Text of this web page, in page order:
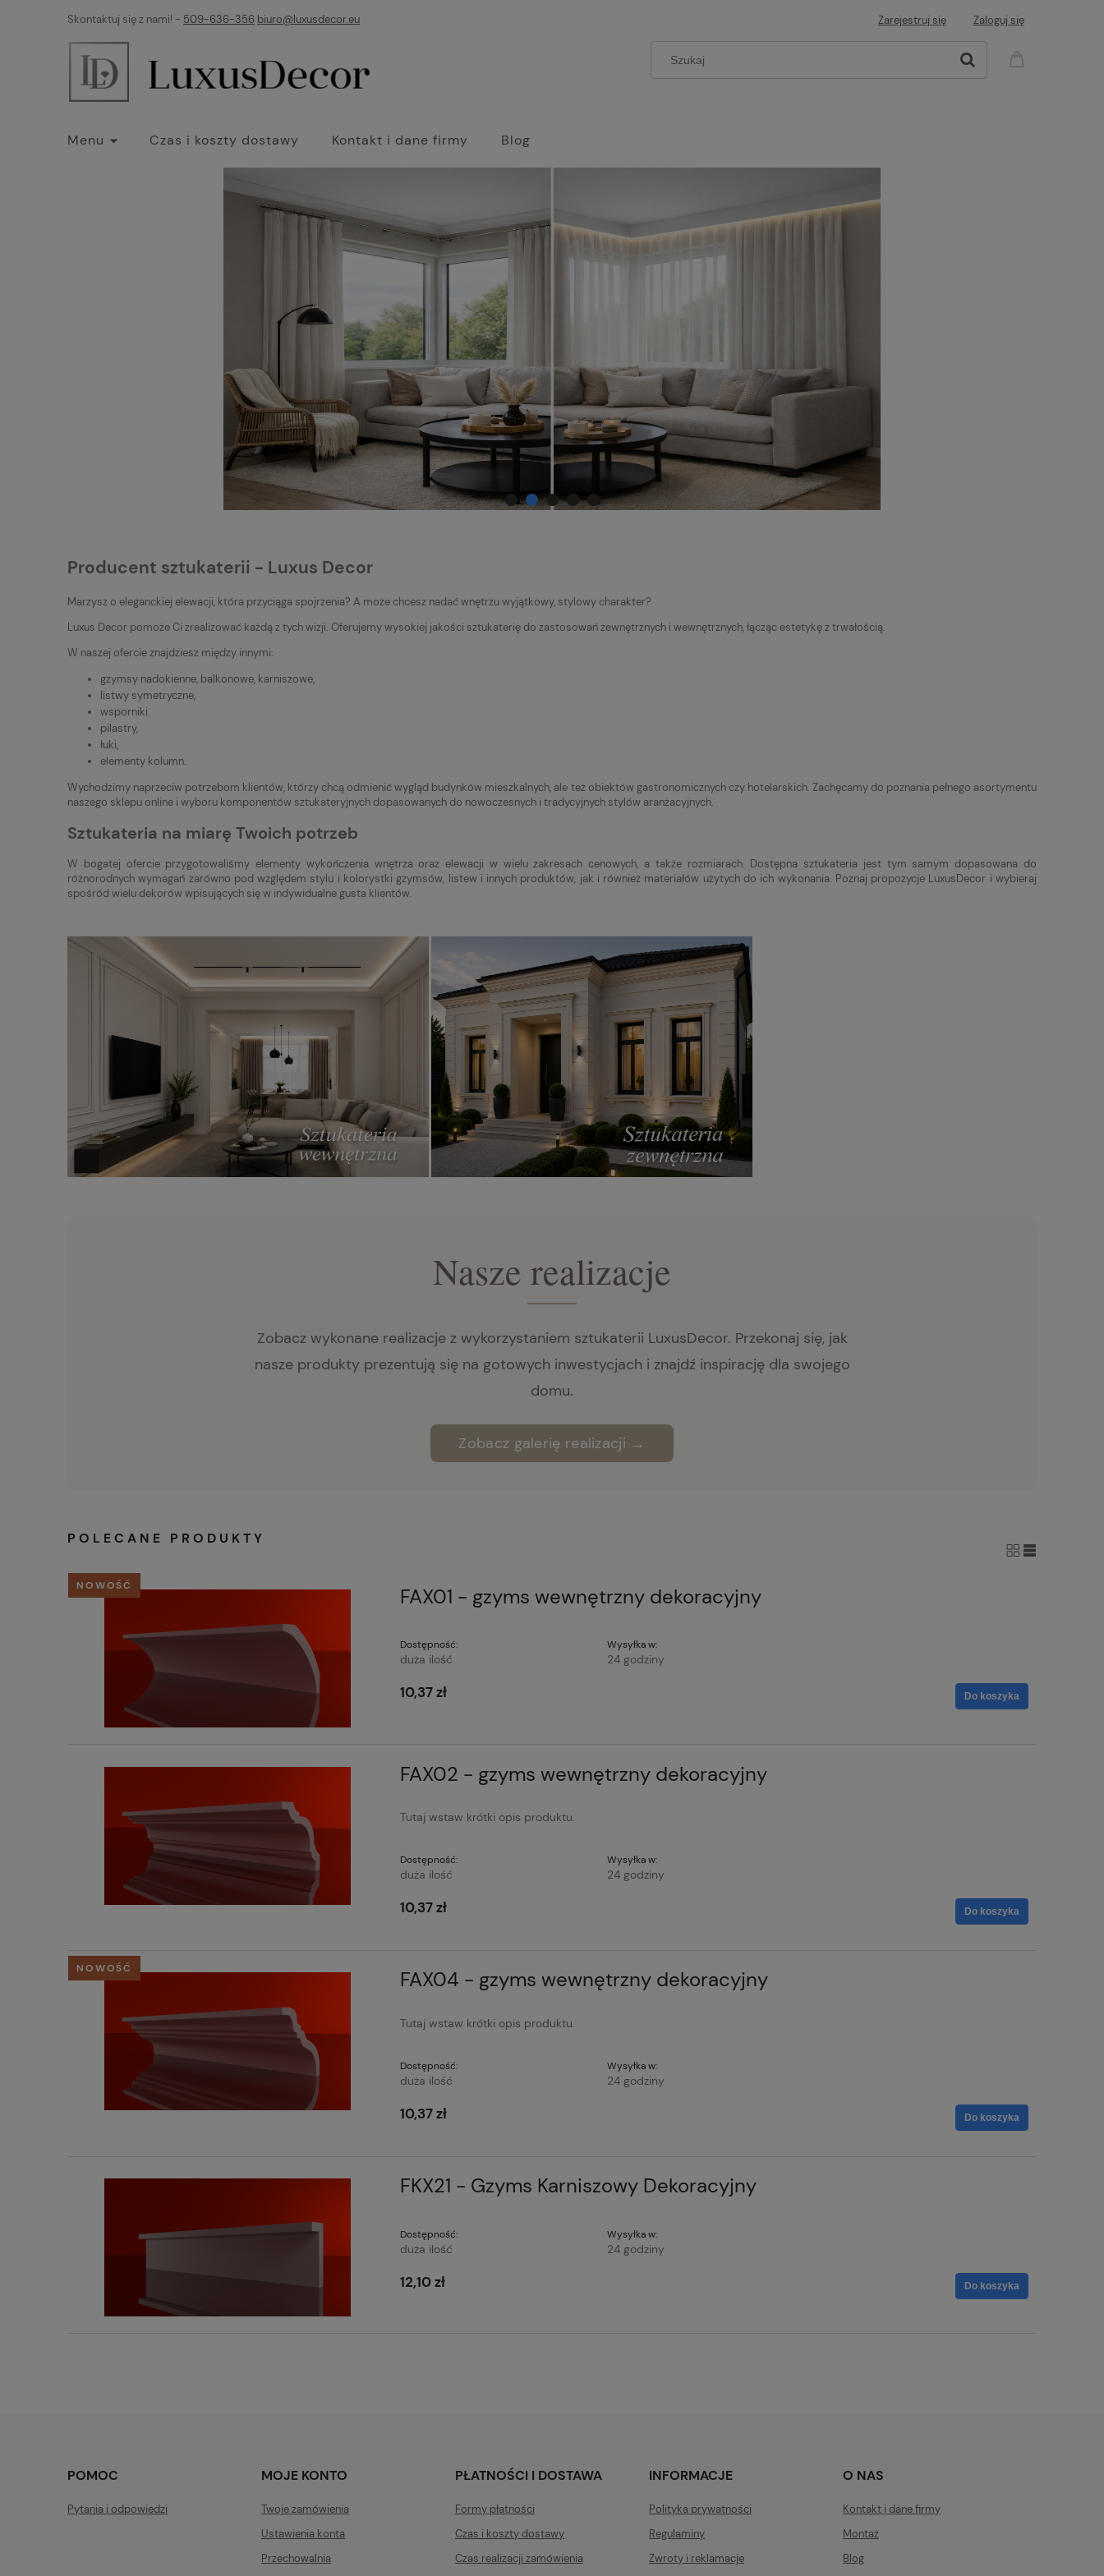
Skontaktuj się z nami! - 509-636-356 biuro@luxusdecor.eu Zarejestruj się Zaloguj się
Menu Czas i koszty dostawy Kontakt i dane firmy Blog
Producent sztukaterii - Luxus Decor
Marzysz o eleganckiej elewacji, która przyciąga spojrzenia? A może chcesz nadać wnętrzu wyjątkowy, stylowy charakter?
Luxus Decor pomoże Ci zrealizować każdą z tych wizji. Oferujemy wysokiej jakości sztukaterię do zastosowań zewnętrznych i wewnętrznych, łącząc estetykę z trwałością.
W naszej ofercie znajdziesz między innymi:
gzymsy nadokienne, balkonowe, karniszowe,
listwy symetryczne,
wsporniki.
pilastry,
łuki,
elementy kolumn.
Wychodzimy naprzeciw potrzebom klientów, którzy chcą odmienić wygląd budynków mieszkalnych, ale też obiektów gastronomicznych czy hotelarskich. Zachęcamy do poznania pełnego asortymentu
naszego sklepu online i wyboru komponentów sztukateryjnych dopasowanych do nowoczesnych i tradycyjnych stylów aranżacyjnych.
Sztukateria na miarę Twoich potrzeb
W bogatej ofercie przygotowaliśmy elementy wykończenia wnętrza oraz elewacji w wielu zakresach cenowych, a także rozmiarach. Dostępna sztukateria jest tym samym dopasowana do
różnorodnych wymagań zarówno pod względem stylu i kolorystki gzymsów, listew i innych produktów, jak i również materiałów użytych do ich wykonania. Poznaj propozycje LuxusDecor i wybieraj
spośród wielu dekorów wpisujących się w indywidualne gusta klientów.
Nasze realizacje
Zobacz wykonane realizacje z wykorzystaniem sztukaterii LuxusDecor. Przekonaj się, jak
nasze produkty prezentują się na gotowych inwestycjach i znajdź inspirację dla swojego
domu.
Zobacz galerię realizacji →
POLECANE PRODUKTY
FAX01 - gzyms wewnętrzny dekoracyjny
Dostępność:
duża ilość
Wysyłka w:
24 godziny
10,37 zł Do koszyka
NOWOŚĆ
FAX02 - gzyms wewnętrzny dekoracyjny
Tutaj wstaw krótki opis produktu.
Dostępność:
duża ilość
Wysyłka w:
24 godziny
10,37 zł Do koszyka
FAX04 - gzyms wewnętrzny dekoracyjny
Tutaj wstaw krótki opis produktu.
Dostępność:
duża ilość
Wysyłka w:
24 godziny
10,37 zł Do koszyka
NOWOŚĆ
FKX21 - Gzyms Karniszowy Dekoracyjny
Dostępność:
duża ilość
Wysyłka w:
24 godziny
12,10 zł Do koszyka
POMOC
Pytania i odpowiedzi
MOJE KONTO
Twoje zamówienia
Ustawienia konta
Przechowalnia
PŁATNOŚCI I DOSTAWA
Formy płatności
Czas i koszty dostawy
Czas realizacji zamówienia
INFORMACJE
Polityka prywatności
Regulaminy
Zwroty i reklamacje
O NAS
Kontakt i dane firmy
Montaż
Blog